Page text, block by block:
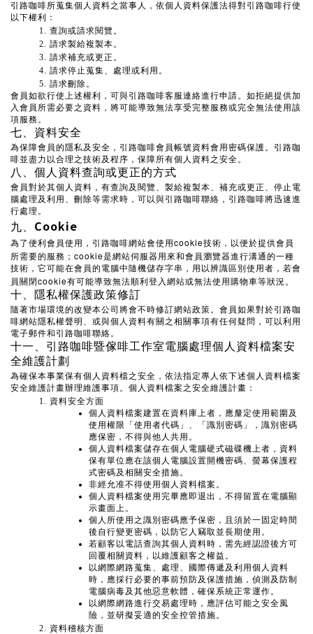
引路咖啡所蒐集個人資料之當事人，依個人資料保護法得對引路咖啡行使
以下權利：
查詢或請求閱覽。
請求製給複製本。
請求補充或更正。
請求停止蒐集、處理或利用。
請求刪除。
會員如欲行使上述權利，可與引路咖啡客服連絡進行申請。如拒絕提供加
入會員所需必要之資料，將可能導致無法享受完整服務或完全無法使用該
項服務。
七、資料安全
為保障會員的隱私及安全，引路咖啡會員帳號資料會用密碼保護。引路咖
啡並盡力以合理之技術及程序，保障所有個人資料之安全。
八、個人資料查詢或更正的方式
會員對於其個人資料，有查詢及閱覽、製給複製本、補充或更正、停止電
腦處理及利用、刪除等需求時，可以與引路咖啡聯絡，引路咖啡將迅速進
行處理。
九、 Cookie
為了便利會員使用，引路咖啡網站會使用 cookie技術，以便於提供會員
所需要的服務； cookie是網站伺服器用來和會員瀏覽器進行溝通的一種
技術，它可能在會員的電腦中隨機儲存字串，用以辨識區別使用者，若會
員關閉cookie有可能導致無法順利登入網站或無法使用購物車等狀況。
十、隱私權保護政策修訂
隨著市場環境的改變本公司將會不時修訂網站政策。會員如果對於引路咖
啡網站隱私權聲明、或與個人資料有關之相關事項有任何疑問，可以利用
電子郵件和引路咖啡聯絡。
十一、引路咖啡暨傢啡工作室電腦處理個人資料檔案安
全維護計劃
為確保本事業保有個人資料檔之安全，依法指定專人依下述個人資料檔案
安全維護計畫辦理維護事項。個人資料檔案之安全維護計畫：
資料安全方面
個人資料檔案建置在資料庫上者，應釐定使用範圍及
使用權限「使用者代碼」、「識別密碼」，識別密碼
應保密，不得與他人共用。
個人資料檔案儲存在個人電腦硬式磁碟機上者，資料
保有單位應在該個人電腦設置開機密碼、螢幕保護程
式密碼及相關安全措施。
非經允准不得使用個人資料檔案。
個人資料檔案使用完畢應即退出，不得留置在電腦顯
示畫面上。
個人所使用之識別密碼應予保密，且須於一固定時間
後自行變更密碼，以防它人竊取並長期使用。
若顧客以電話查詢其個人資料時，需先經認證後方可
回覆相關資料，以維護顧客之權益。
以網際網路蒐集、處理、國際傳遞及利用個人資料
時，應採行必要的事前預防及保護措施，偵測及防制
電腦病毒及其他惡意軟體，確保系統正常運作。
以網際網路進行交易處理時，應評估可能之安全風
險，並研擬妥適的安全控管措施。
資料稽核方面